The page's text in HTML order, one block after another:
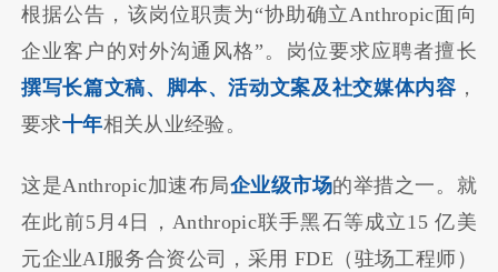
根据公告，该岗位职责为“协助确立Anthropic面向
企业客户的对外沟通风格”。岗位要求应聘者擅长
撰写长篇文稿、脚本、活动文案及社交媒体内容 ，
要求十年相关从业经验。
这是Anthropic加速布局企业级市场的举措之一。就
在此前5月4日，Anthropic联手黑石等成立15 亿美
元企业AI服务合资公司，采用 FDE（驻场工程师）